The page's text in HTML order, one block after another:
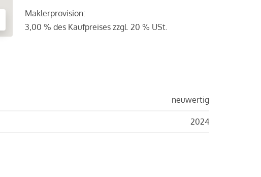
Maklerprovision:
3,00 % des Kaufpreises zzgl. 20 % USt.
neuwertig
2024